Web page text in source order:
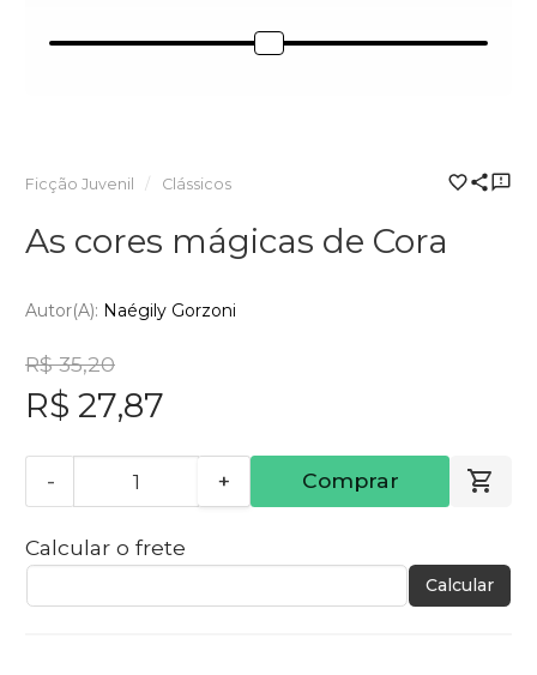
Ficção Juvenil Clássicos
As cores mágicas de Cora
Autor(a): Naégily Gorzoni
R$ 35,20
R$ 27,87
- + Comprar
Calcular o frete
Calcular